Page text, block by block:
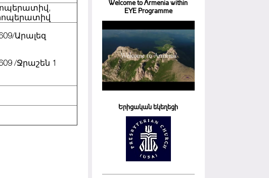
Արալեզ
/Ջրաշեն 1
Welcome to Armenia within
EYE Programme
Երիցական եկեղեցի